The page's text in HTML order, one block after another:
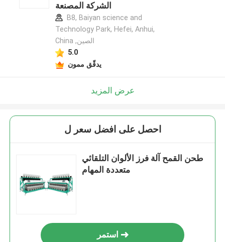
الشركة المصنعة
B8, Baiyan science and
Technology Park, Hefei, Anhui,
China ,الصين
5.0
يدقّق ممون
عرض المزيد
احصل على افضل سعر ل
طحن القمح آلة فرز الألوان التلقائي
متعددة المهام
استمر